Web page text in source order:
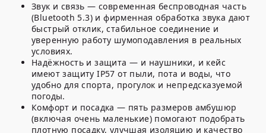
Звук и связь — современная беспроводная часть
(Bluetooth 5.3) и фирменная обработка звука дают
быстрый отклик, стабильное соединение и
уверенную работу шумоподавления в реальных
условиях.
Надёжность и защита — и наушники, и кейс
имеют защиту IP57 от пыли, пота и воды, что
удобно для спорта, прогулок и непредсказуемой
погоды.
Комфорт и посадка — пять размеров амбушюр
(включая очень маленькие) помогают подобрать
плотную посадку, улучшая изоляцию и качество